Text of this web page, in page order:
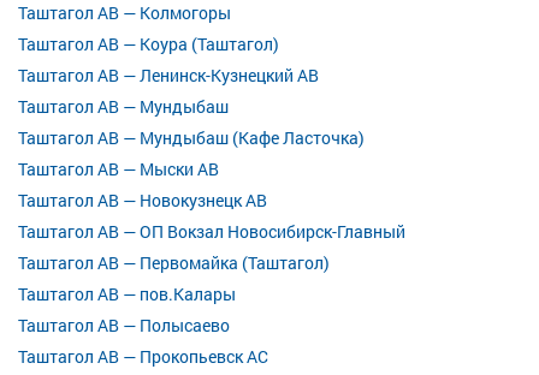
Таштагол АВ — Колмогоры
Таштагол АВ — Коура (Таштагол)
Таштагол АВ — Ленинск-Кузнецкий АВ
Таштагол АВ — Мундыбаш
Таштагол АВ — Мундыбаш (Кафе Ласточка)
Таштагол АВ — Мыски АВ
Таштагол АВ — Новокузнецк АВ
Таштагол АВ — ОП Вокзал Новосибирск-Главный
Таштагол АВ — Первомайка (Таштагол)
Таштагол АВ — пов.Калары
Таштагол АВ — Полысаево
Таштагол АВ — Прокопьевск АС